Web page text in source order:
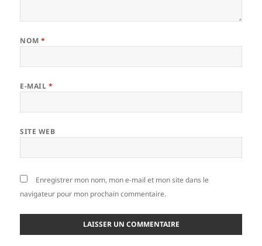
NOM*
E-MAIL *
SITE WEB
Enregistrer mon nom, mon e-mail et mon site dans le
navigateur pour mon prochain commentaire.